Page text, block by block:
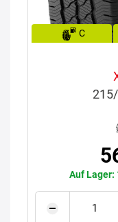
C
Auf Lager: